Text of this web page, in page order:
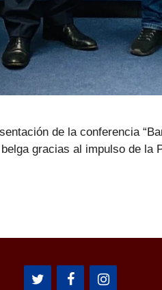
de la conferencia
gracias al impulso de la